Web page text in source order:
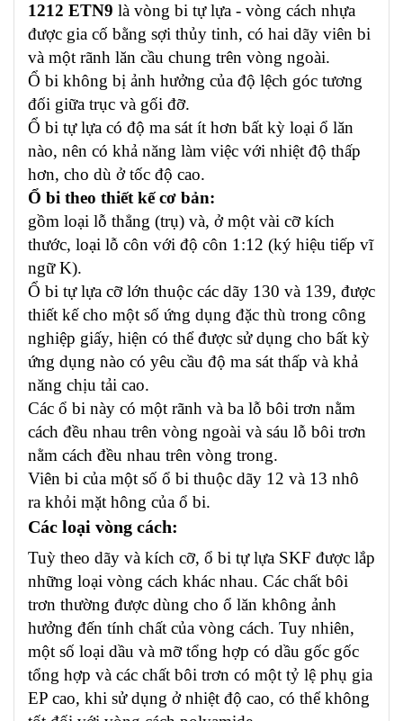
1212 ETN9 là vòng bi tự lựa - vòng cách nhựa
được gia cố bằng sợi thủy tinh, có hai dãy viên bi
và một rãnh lăn cầu chung trên vòng ngoài.
Ổ bi không bị ảnh hưởng của độ lệch góc tương
đối giữa trục và gối đỡ.
Ổ bi tự lựa có độ ma sát ít hơn bất kỳ loại ổ lăn
nào, nên có khả năng làm việc với nhiệt độ thấp
hơn, cho dù ở tốc độ cao.
Ổ bi theo thiết kế cơ bản:
gồm loại lỗ thẳng (trụ) và, ở một vài cỡ kích
thước, loại lỗ côn với độ côn 1:12 (ký hiệu tiếp vĩ
ngữ K).
Ổ bi tự lựa cỡ lớn thuộc các dãy 130 và 139, được
thiết kế cho một số ứng dụng đặc thù trong công
nghiệp giấy, hiện có thể được sử dụng cho bất kỳ
ứng dụng nào có yêu cầu độ ma sát thấp và khả
năng chịu tải cao.
Các ổ bi này có một rãnh và ba lỗ bôi trơn nằm
cách đều nhau trên vòng ngoài và sáu lỗ bôi trơn
nằm cách đều nhau trên vòng trong.
Viên bi của một số ổ bi thuộc dãy 12 và 13 nhô
ra khỏi mặt hông của ổ bi.
Các loại vòng cách:
Tuỳ theo dãy và kích cỡ, ổ bi tự lựa SKF được lắp
những loại vòng cách khác nhau. Các chất bôi
trơn thường được dùng cho ổ lăn không ảnh
hưởng đến tính chất của vòng cách. Tuy nhiên,
một số loại dầu và mỡ tổng hợp có dầu gốc gốc
tổng hợp và các chất bôi trơn có một tỷ lệ phụ gia
EP cao, khi sử dụng ở nhiệt độ cao, có thể không